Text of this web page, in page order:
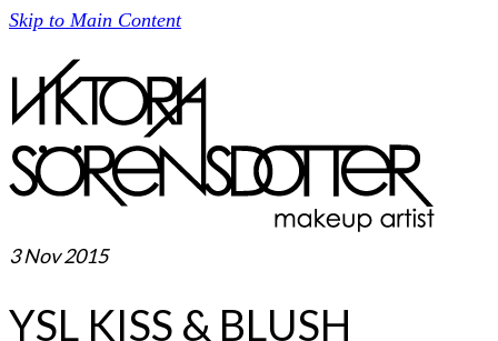
Skip to Main Content
3Nov 2015
YSL KISS & BLUSH